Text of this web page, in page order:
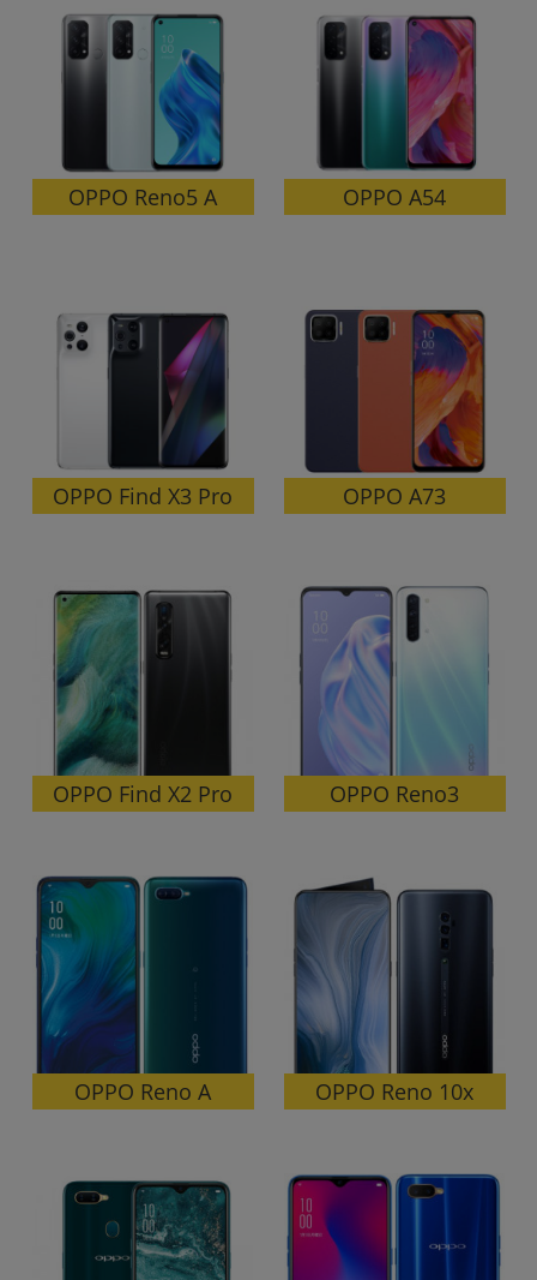
OPPO Reno5 A OPPO A54
OPPO Find X3 Pro OPPO A73
OPPO Find X2 Pro OPPO Reno3
OPPO Reno A OPPO Reno 10x